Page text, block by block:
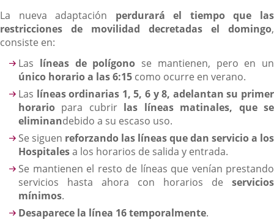
La nueva adaptación perdurará el tiempo que las
restricciones de movilidad decretadas el domingo,
consiste en:
Las líneas de polígono se mantienen, pero en un
único horario a las 6:15 como ocurre en verano.
Las líneas ordinarias 1, 5, 6 y 8, adelantan su primer
horario para cubrir las líneas matinales, que se
eliminandebido a su escaso uso.
Se siguen reforzando las líneas que dan servicio a los
Hospitalesa los horarios de salida y entrada.
Se mantienen el resto de líneas que venían prestando
servicios hasta ahora con horarios de servicios
mínimos.
Desaparece la línea 16 temporalmente.